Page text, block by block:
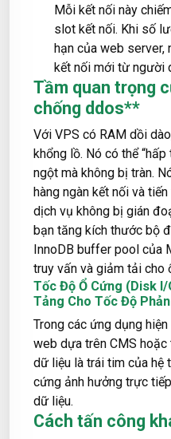
Mỗi kết nối này
slot kết nối. Khi số
hạn của web server,
kết nối mới từ người
Tầm quan trọng
chống ddos**
Với VPS có RAM dồi
khổng lồ. Nó có thể
ngột mà không bị tràn.
hàng ngàn kết nối và
dịch vụ không bị gián
bạn tăng kích thước bộ
InnoDB buffer pool của
truy vấn và giảm tải cho
Tốc Độ Ổ Cứng (Disk
Tảng Cho Tốc Độ
Trong các ứng dụng
web dựa trên CMS
dữ liệu là trái tim của hệ
cứng ảnh hưởng trực
dữ liệu.
Cách tấn công